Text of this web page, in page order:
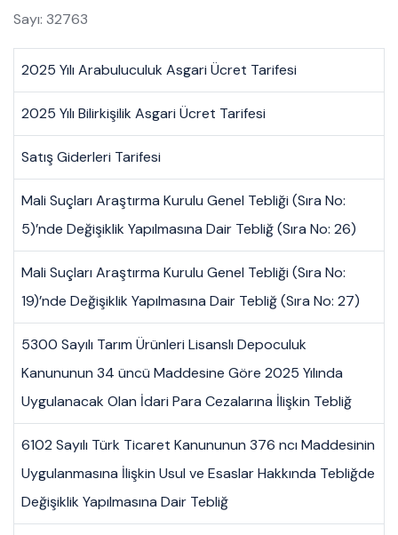
Sayı: 32763
2025 Yılı Arabuluculuk Asgari Ücret Tarifesi
2025 Yılı Bilirkişilik Asgari Ücret Tarifesi
Satış Giderleri Tarifesi
Mali Suçları Araştırma Kurulu Genel Tebliği (Sıra No:
5)’nde Değişiklik Yapılmasına Dair Tebliğ (Sıra No: 26)
Mali Suçları Araştırma Kurulu Genel Tebliği (Sıra No:
19)’nde Değişiklik Yapılmasına Dair Tebliğ (Sıra No: 27)
5300 Sayılı Tarım Ürünleri Lisanslı Depoculuk
Kanununun 34 üncü Maddesine Göre 2025 Yılında
Uygulanacak Olan İdari Para Cezalarına İlişkin Tebliğ
6102 Sayılı Türk Ticaret Kanununun 376 ncı Maddesinin
Uygulanmasına İlişkin Usul ve Esaslar Hakkında Tebliğde
Değişiklik Yapılmasına Dair Tebliğ